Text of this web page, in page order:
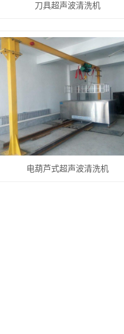
刀具超声波清洗机
电葫芦式超声波清洗机